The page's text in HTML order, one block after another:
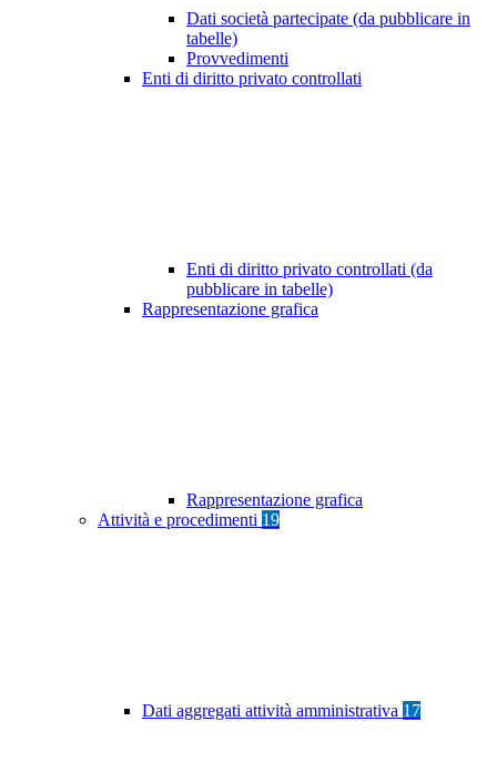
Dati società partecipate (da pubblicare in
tabelle)
Provvedimenti
Enti di diritto privato controllati
Enti di diritto privato controllati (da
pubblicare in tabelle)
Rappresentazione grafica
Rappresentazione grafica
Attività e procedimenti 19
Dati aggregati attività amministrativa 17